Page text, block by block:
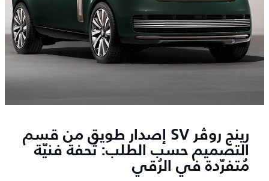
رينج روڤر SV إصدار طويق من قسم
التصميم حسب الطلب: تُحفة فنيّة
مُتفرّدة في الرُقي